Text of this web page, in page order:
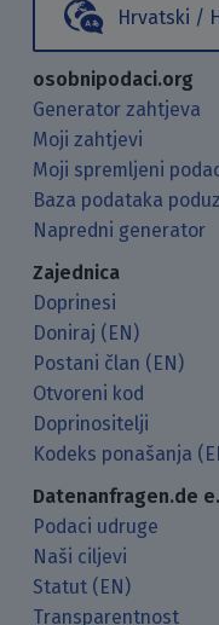
Hrvatski /
osobnipodaci.org
Generator zahtjeva
Moji zahtjevi
Moji spremljeni
Baza podataka
Napredni generator
Zajednica
Doprinesi
Doniraj (EN)
Postani član (EN)
Otvoreni kod
Doprinositelji
Kodeks ponašanja
Datenanfragen.de
Podaci udruge
Naši ciljevi
Statut (EN)
Transparentnost